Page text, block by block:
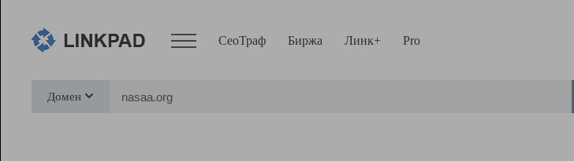
СеоТраф Биржа Линк+ Pro
Домен